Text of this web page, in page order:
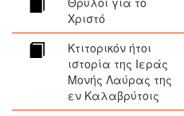
Χριστό
Κτιτορικόν ήτοι
ιστορία της Ιεράς
Μονής Λαύρας της
εν Καλαβρύτοις